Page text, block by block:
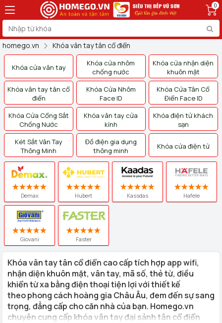
0
homego.vn Khóa vân tay tân cổ điển
Khóa cửa vân tay
Khóa cửa nhôm
chống nước
Khóa cửa nhận diện
khuôn mặt
Khóa vân tay tân cổ
điển
Khóa Cửa Nhôm
Face ID
Khóa Cửa Tân Cổ
Điển Face ID
Khóa Cửa Cổng Sắt
Chống Nước
Khóa vân tay cửa
kính
Khóa điện tử khách
sạn
Két Sắt Vân Tay
Thông Minh
Đồ điện gia dụng
thông minh
Khóa cửa điện tử
Demax Hubert Kassdas Hafele
Giovani Faster
Khóa vân tay tân cổ điển cao cấp tích hợp app wifi,
nhận diện khuôn mặt, vân tay, mã số, thẻ từ, điều
khiển từ xa bằng điện thoại tiện lợi với thiết kế
theo phong cách hoàng gia Châu Âu, đem đến sự sang
trọng, đẳng cấp cho căn nhà của bạn. Homego.vn
chuyên cung cấp khóa vân tay đại sảnh tân cổ điển